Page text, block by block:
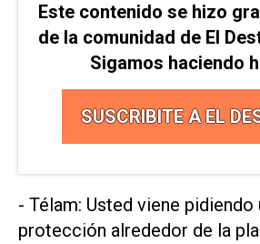
Este contenido se hizo
de la comunidad de El
Sigamos haciendo
SUSCRIBITE A EL
- Télam: Usted viene pidiendo
protección alrededor de la